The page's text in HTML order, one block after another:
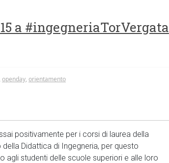
a #ingegneriaTorVergata
openday, orientamento
positivamente per i corsi di laurea della
Didattica di Ingegneria, per questo
agli studenti delle scuole superiori e alle loro